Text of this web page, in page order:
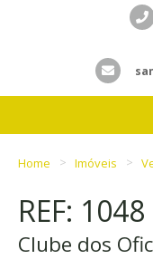
Home Imóveis
REF:
Clube dos